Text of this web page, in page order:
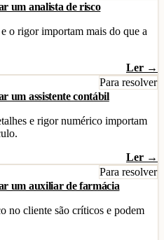
um analista de risco
o rigor importam mais do que a
Ler →
Para resolver
um assistente contábil
e rigor numérico importam
Ler →
Para resolver
um auxiliar de farmácia
no cliente são críticos e podem